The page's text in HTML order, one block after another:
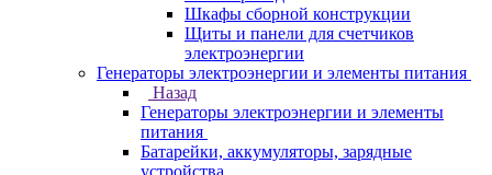
Шкафы сборной конструкции
Щиты и панели для счетчиков
электроэнергии
Генераторы электроэнергии и элементы питания
Назад
Генераторы электроэнергии и элементы
питания
Батарейки, аккумуляторы, зарядные
устройства